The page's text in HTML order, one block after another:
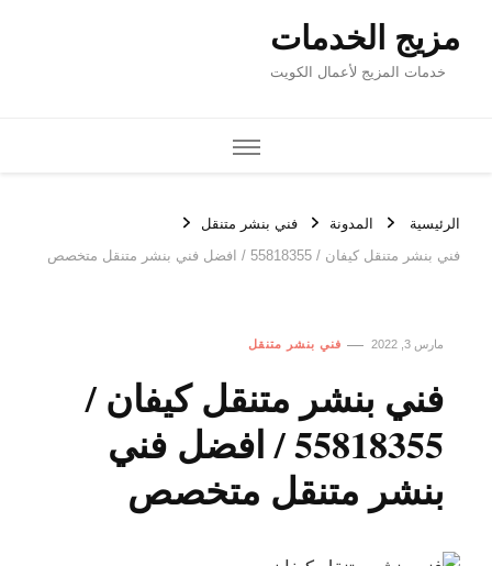
مزيج الخدمات
خدمات المزيج لأعمال الكويت
الرئيسية المدونة
فني بنشر متنقل
فني بنشر متنقل كيفان / 55818355‬ / افضل فني بنشر متنقل متخصص
مارس 3, 2022 فني بنشر متنقل
فني بنشر متنقل كيفان /
55818355‬ / افضل فني
بنشر متنقل متخصص